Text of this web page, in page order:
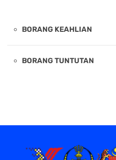
BORANG KEAHLIAN
BORANG TUNTUTAN